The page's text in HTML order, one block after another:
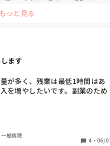
なくて、吸引に栄養に体交にコール
年間休日が120日以上あり、公休は
間毎日あって仕事の日は半日職場
うに感じました。
らえて、毎月の休みや夜勤なども希
間関係も忙しい割によかったです。
ュアルも整っているのでその面で
ベッドが埋まっていなかったら休
。座っておしゃべりするくらい暇
っと見る
ます
が多く、残業は最低1時間はあ
を増やしたいです。副業のため
れません。どうしていくべき
般病院
4 ・ 06/